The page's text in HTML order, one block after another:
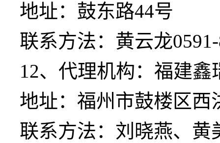
地址： 鼓东路44号
联系方法： 黄云龙
12、代理机构： 福建鑫
地址： 福州市鼓楼区西
联系方法： 刘晓燕、黄